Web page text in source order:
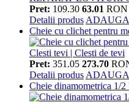
Pret: 109.30 63.01 RON
Detalii produs
Cheie cu clichet pentru
Pret: 351.05 273.70
Detalii produs
Cheie dinamometrica 1/